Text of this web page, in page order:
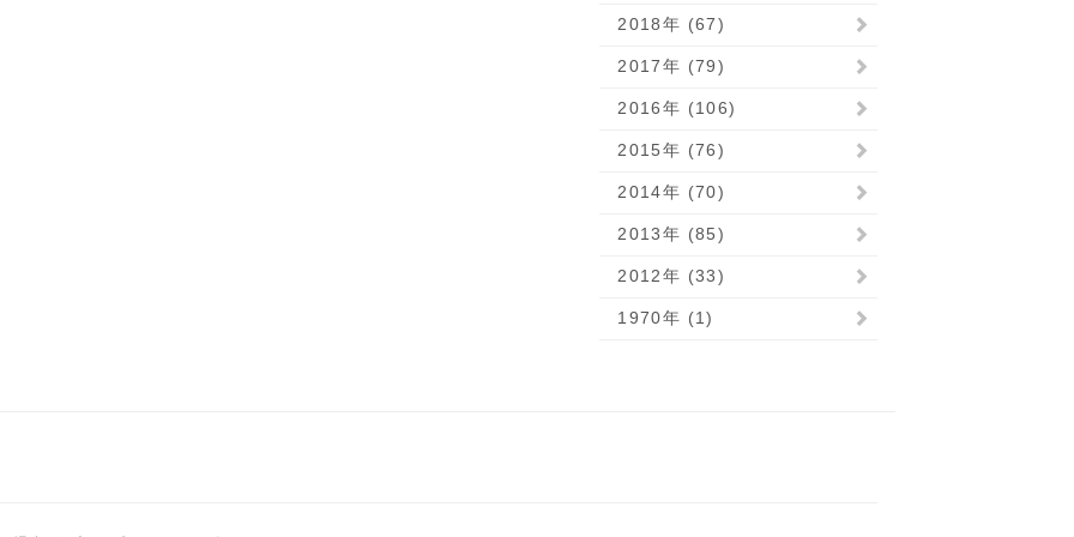
2018年 (67)
2017年 (79)
2016年 (106)
2015年 (76)
2014年 (70)
2013年 (85)
2012年 (33)
1970年 (1)